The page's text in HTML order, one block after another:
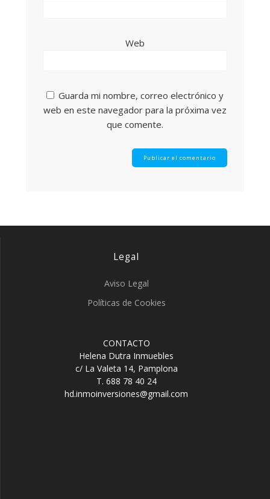
Web
Guarda mi nombre, correo electrónico y
web en este navegador para la próxima vez
que comente.
Legal
Aviso Legal
Políticas de Cookies
CONTACTO
Helena Dutra Inmuebles
c/ La Valeta 14, Pamplona
T. 688 78 40 24
hd.inmoinversiones@gmail.com